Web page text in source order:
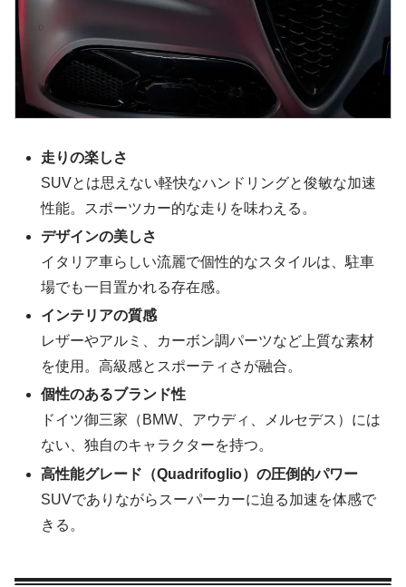
走りの楽しさ
SUVとは思えない軽快なハンドリングと俊敏な加速
性能。スポーツカー的な走りを味わえる。
デザインの美しさ
イタリア車らしい流麗で個性的なスタイルは、駐車
場でも一目置かれる存在感。
インテリアの質感
レザーやアルミ、カーボン調パーツなど上質な素材
を使用。高級感とスポーティさが融合。
個性のあるブランド性
ドイツ御三家（BMW、アウディ、メルセデス）には
ない、独自のキャラクターを持つ。
高性能グレード（Quadrifoglio）の圧倒的パワー
SUVでありながらスーパーカーに迫る加速を体感で
きる。